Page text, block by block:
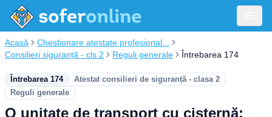
Acasă
Chestionare atestate profesional...
Consilieri siguranță - cls 2
Reguli generale Întrebarea 174
Întrebarea 174
Atestat consilieri de siguranță - clasa 2
Reguli generale
O unitate de transport cu cisternă: